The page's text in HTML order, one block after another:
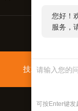
您好，
了需求
可按Enter键发
技术支持：环保